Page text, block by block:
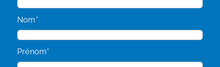
Nom*
Prénom*